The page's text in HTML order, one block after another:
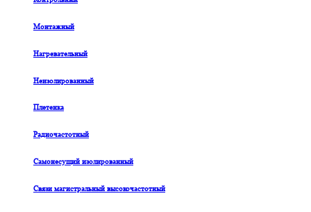
Монтажный
Нагревательный
Неизолированный
Плетенка
Радиочастотный
Самонесущий изолированный
Связи магистральный высокочастотный